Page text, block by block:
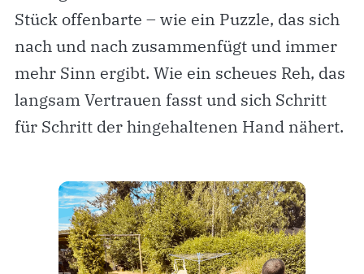
Stück offenbarte – wie ein Puzzle, das sich
nach und nach zusammenfügt und immer
mehr Sinn ergibt. Wie ein scheues Reh, das
langsam Vertrauen fasst und sich Schritt
für Schritt der hingehaltenen Hand nähert.